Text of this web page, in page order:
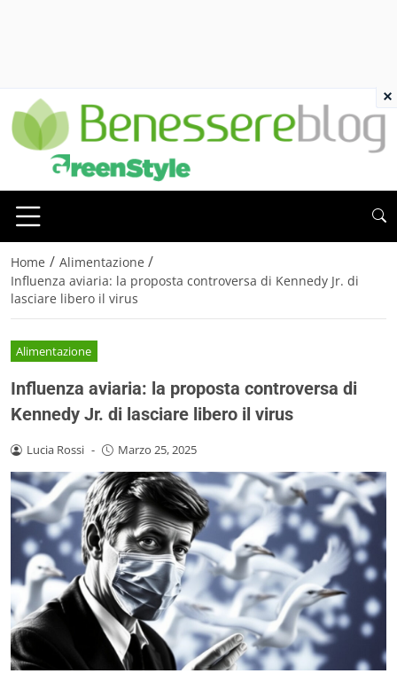
Home / Alimentazione /
Influenza aviaria: la proposta controversa di Kennedy Jr. di
lasciare libero il virus
Alimentazione
Influenza aviaria: la proposta controversa di
Kennedy Jr. di lasciare libero il virus
Lucia Rossi - Marzo 25, 2025
×